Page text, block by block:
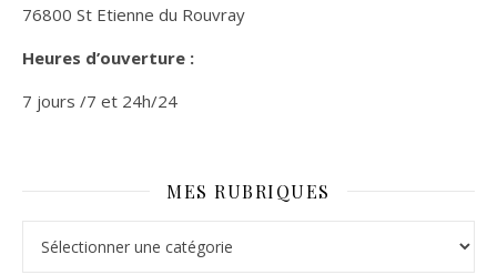
76800 St Etienne du Rouvray
Heures d’ouverture :
7 jours /7 et 24h/24
MES RUBRIQUES